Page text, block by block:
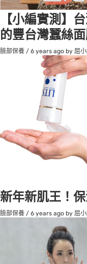
【小編實測】
的豐台灣蠶絲
臉部保養 / 6 years ago by 屈
新年新肌王！
臉部保養 / 6 years ago by 屈